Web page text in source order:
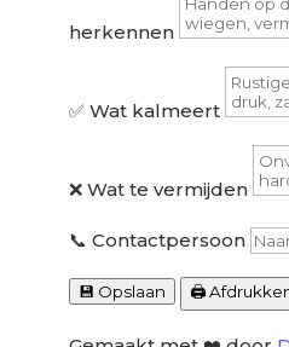
herkennen
✅ Wat kalmeert
❌ Wat te vermijden
📞 Contactpersoon
💾 Opslaan 🖨️